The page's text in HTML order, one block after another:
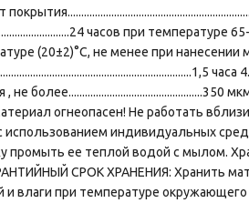
часов при температуре
(20±2)°С, не менее при
более.................................................350
огнеопасен! Не работать
использованием индивидуальных
промыть ее теплой водой с мылом.
СРОК ХРАНЕНИЯ: Хранить
влаги при температуре окружающего